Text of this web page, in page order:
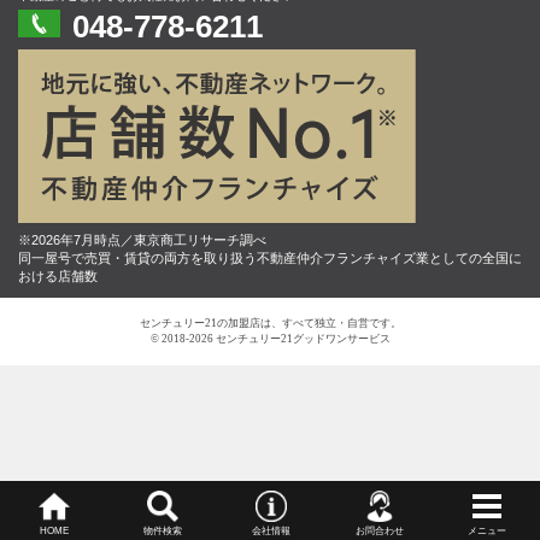
048-778-6211
※2026年7月時点／東京商工リサーチ調べ
同一屋号で売買・賃貸の両方を取り扱う不動産仲介フランチャイズ業としての全国に
おける店舗数
センチュリー21の加盟店は、すべて独立・自営です。
© 2018-2026 センチュリー21グッドワンサービス
HOME 物件検索 会社情報 お問合わせ メニュー